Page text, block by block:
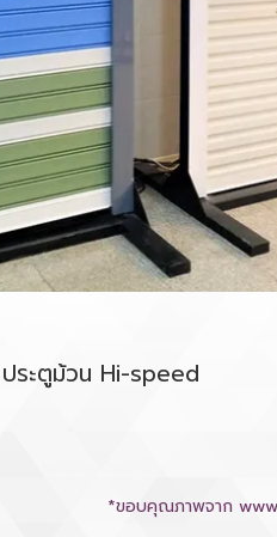
ประตูม้วน Hi-speed
*ขอบคุณภาพจาก